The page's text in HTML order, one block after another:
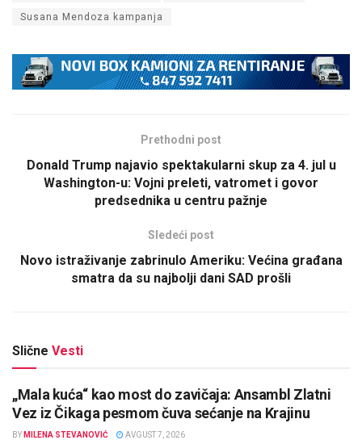
Susana Mendoza kampanja
Prethodni post
Donald Trump najavio spektakularni skup za 4. jul u
Washington-u: Vojni preleti, vatromet i govor
predsednika u centru pažnje
Sledeći post
Novo istraživanje zabrinulo Ameriku: Većina građana
smatra da su najbolji dani SAD prošli
Slične Vesti
„Mala kuća“ kao most do zavičaja: Ansambl Zlatni
Vez iz Čikaga pesmom čuva sećanje na Krajinu
BY MILENA STEVANOVIĆ AVGUST 7, 2026